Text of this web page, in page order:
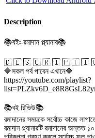
Description
📚বইঃ-রমাদান প্ল্যানার📚
🇩 🇪 🇸 🇨 🇷 🇮 🇵 🇹 🇮
🔷সকল পর্ব পাবেন এখানে🔷
https://youtube.com/playlist?
📚বই রিভিউ📚
রমাদানের সময়কে সর্বোচ্চ কাজে
রমাদান প্ল্যানারটি রমাদানের